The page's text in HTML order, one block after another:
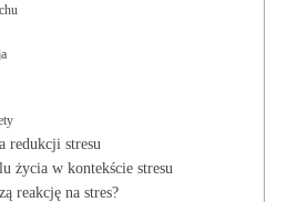
redukcji stresu
życia w kontekście stresu
reakcję na stres?